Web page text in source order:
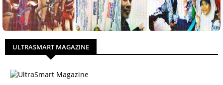
ULTRASMART MAGAZINE